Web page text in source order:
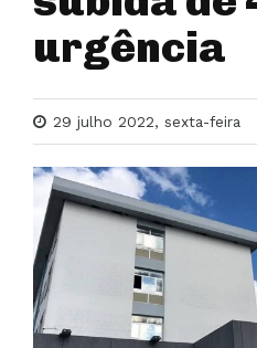
urgência
29 julho 2022, sexta-feira